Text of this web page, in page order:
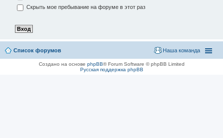
Скрыть мое пребывание на форуме в этот раз
Список форумов Наша команда
Создано на основе phpBB® Forum Software © phpBB Limited
Русская поддержка phpBB